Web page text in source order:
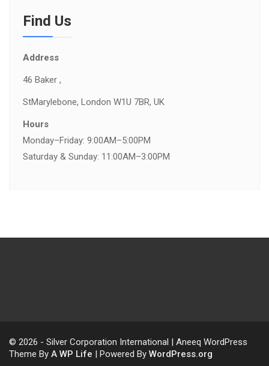
Find Us
Address
46 Baker ,
StMarylebone, London W1U 7BR, UK
Hours
Monday–Friday: 9:00AM–5:00PM
Saturday & Sunday: 11:00AM–3:00PM
© 2026 - Silver Corporation International | Aneeq WordPress
Theme By A WP Life | Powered By WordPress.org